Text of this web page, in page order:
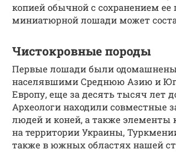
копией обычной с сохранением ее
миниатюрной лошади может
Чистокровные породы
Первые лошади были
населявшими Среднюю Азию и
Европу, еще за десять тысяч лет
Археологи находили совместные
людей и коней, а также элементы
на территории Украины,
также в южных областях нашей